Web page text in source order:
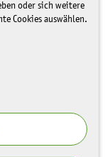
oder sich weitere
Cookies auswählen.